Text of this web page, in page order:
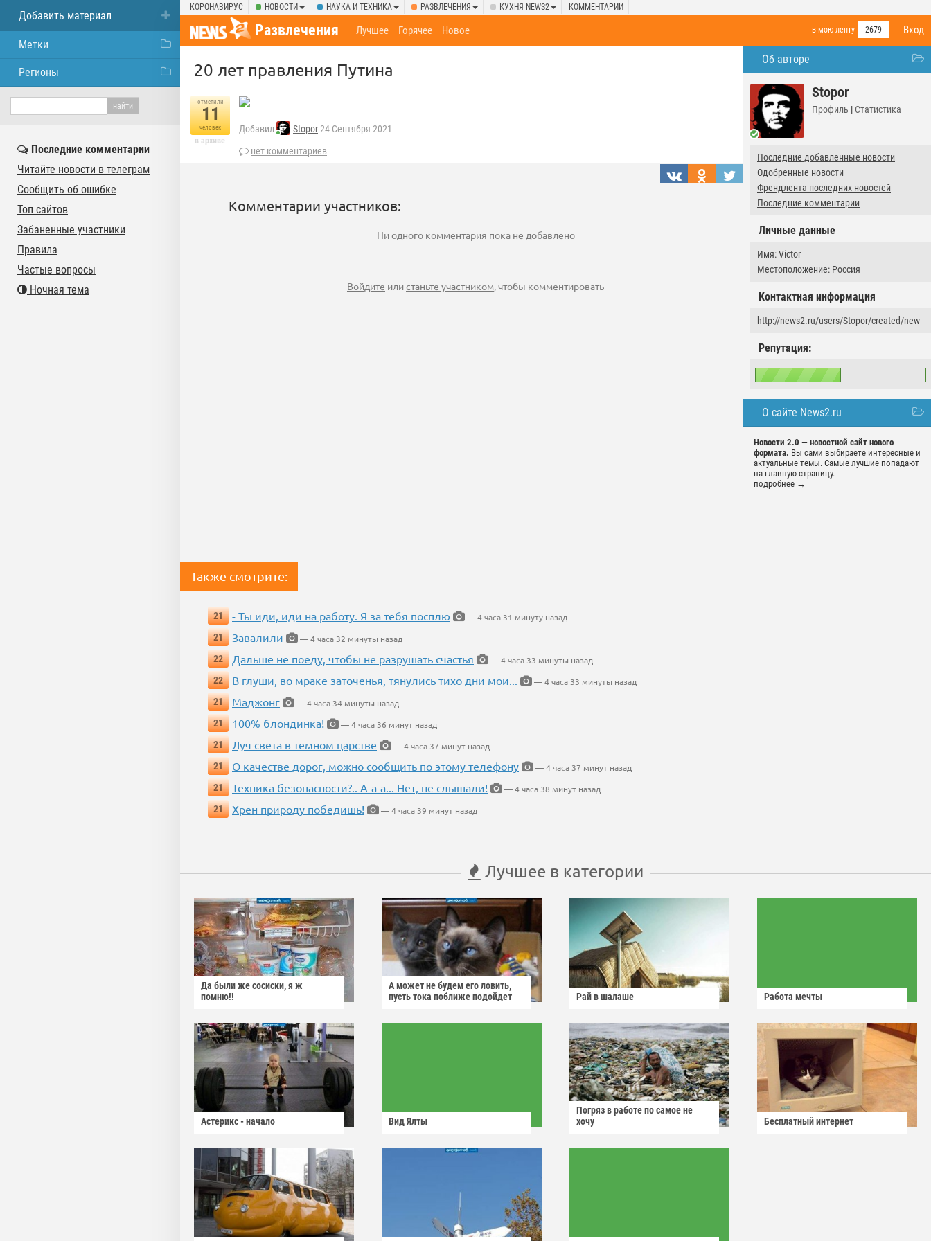
КОРОНАВИРУС НОВОСТИ НАУКА И ТЕХНИКА РАЗВЛЕЧЕНИЯ КУХНЯ NEWS2 КОММЕНТАРИИ
Вход
Развлечения в мою ленту 2679
Лучшее Горячее Новое
Об авторе
Stopor
Профиль | Статистика
Последние добавленные новости
Одобренные новости
Френдлента последних новостей
Последние комментарии
Личные данные
Имя: Victor
Местоположение: Россия
Контактная информация
http://news2.ru/users/Stopor/created/new
Репутация:
О сайте News2.ru
Новости 2.0 — новостной сайт нового
формата. Вы сами выбираете интересные и
актуальные темы. Самые лучшие попадают
на главную страницу.
подробнее →
20 лет правления Путина
отметили
11
человек
в архиве
Добавил Stopor24 Сентября 2021
нет комментариев
Комментарии участников:
Ни одного комментария пока не добавлено
Войдите илистаньте участником, чтобы комментировать
Также смотрите:
21 - Ты иди, иди на работу. Я за тебя посплю
— 4 часа 31 минуту назад
21
Завалили
— 4 часа 32 минуты назад
22
Дальше не поеду, чтобы не разрушать счастья
— 4 часа 33 минуты назад
22
В глуши, во мраке заточенья, тянулись тихо дни мои...
— 4 часа 33 минуты назад
21
Маджонг
— 4 часа 34 минуты назад
21
100% блондинка!
— 4 часа 36 минут назад
21
Луч света в темном царстве
— 4 часа 37 минут назад
21
О качестве дорог, можно сообщить по этому телефону
— 4 часа 37 минут назад
21
Техника безопасности?.. А-а-а... Нет, не слышали!
— 4 часа 38 минут назад
21
Хрен природу победишь! — 4 часа 39 минут назад
Лучшее в категории
Да были же сосиски, я ж
помню!!
А может не будем его ловить,
пусть тока поближе подойдет
Рай в шалаше Работа мечты
Астерикс - начало Вид Ялты
Погряз в работе по самое не
хочу
Бесплатный интернет
Добавить материал
Метки
Регионы
Последние комментарии
Читайте новости в телеграм
Сообщить об ошибке
Топ сайтов
Забаненные участники
Правила
Частые вопросы
Ночная тема